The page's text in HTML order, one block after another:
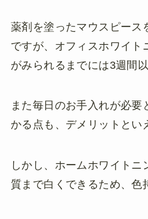
薬剤を塗ったマウスピース
ですが、オフィスホワイト
がみられるまでには3週間
また毎日のお手入れが必要
かる点も、デメリットとい
しかし、ホームホワイトニ
質まで白くできるため、色